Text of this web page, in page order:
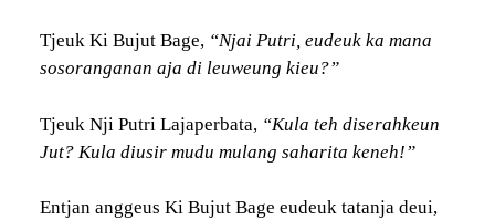
Tjeuk Ki Bujut Bage, “Njai Putri, eudeuk ka mana
sosoranganan aja di leuweung kieu?”
Tjeuk Nji Putri Lajaperbata, “Kula teh diserahkeun
Jut? Kula diusir mudu mulang saharita keneh!”
Entjan anggeus Ki Bujut Bage eudeuk tatanja deui,